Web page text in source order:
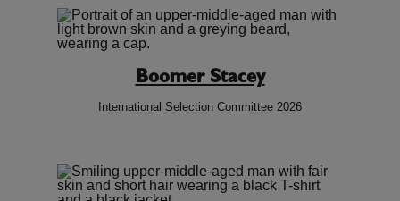
Boomer Stacey
International Selection Committee 2026